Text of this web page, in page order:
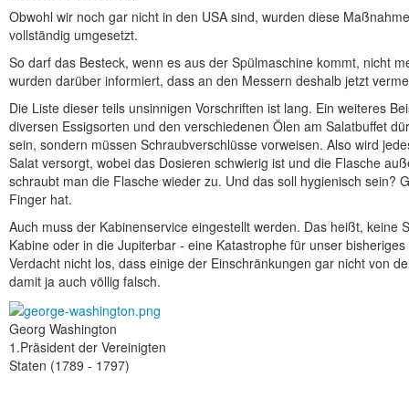
Obwohl wir noch gar nicht in den USA sind, wurden diese
vollständig umgesetzt.
So darf das Besteck, wenn es aus der Spülmaschine kommt, nicht
wurden darüber informiert, dass an den Messern deshalb jetzt
Die Liste dieser teils unsinnigen Vorschriften ist lang. Ein weiteres
diversen Essigsorten und den verschiedenen Ölen am Salatbuffet
sein, sondern müssen Schraubverschlüsse vorweisen. Also wird
Salat versorgt, wobei das Dosieren schwierig ist und die Flasche
schraubt man die Flasche wieder zu. Und das soll hygienisch sein?
Finger hat.
Auch muss der Kabinenservice eingestellt werden. Das heißt, keine
Kabine oder in die Jupiterbar - eine Katastrophe für unser
Verdacht nicht los, dass einige der Einschränkungen gar nicht von
damit ja auch völlig falsch.
Georg Washington
1.Präsident der Vereinigten
Staten (1789 - 1797)